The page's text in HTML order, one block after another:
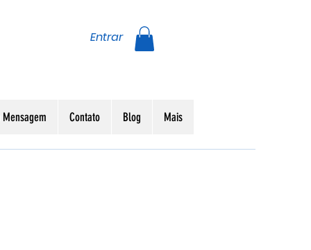
Entrar
Contato Blog Mais